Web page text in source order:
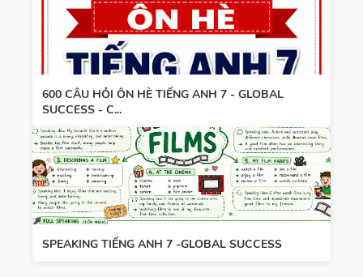
600 CÂU HỎI ÔN HÈ TIẾNG ANH 7 - GLOBAL
SUCCESS - C...
SPEAKING TIẾNG ANH 7 -GLOBAL SUCCESS